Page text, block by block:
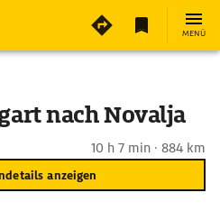
MENÜ
nach Novalja
10 h 7 min · 884 km
anzeigen